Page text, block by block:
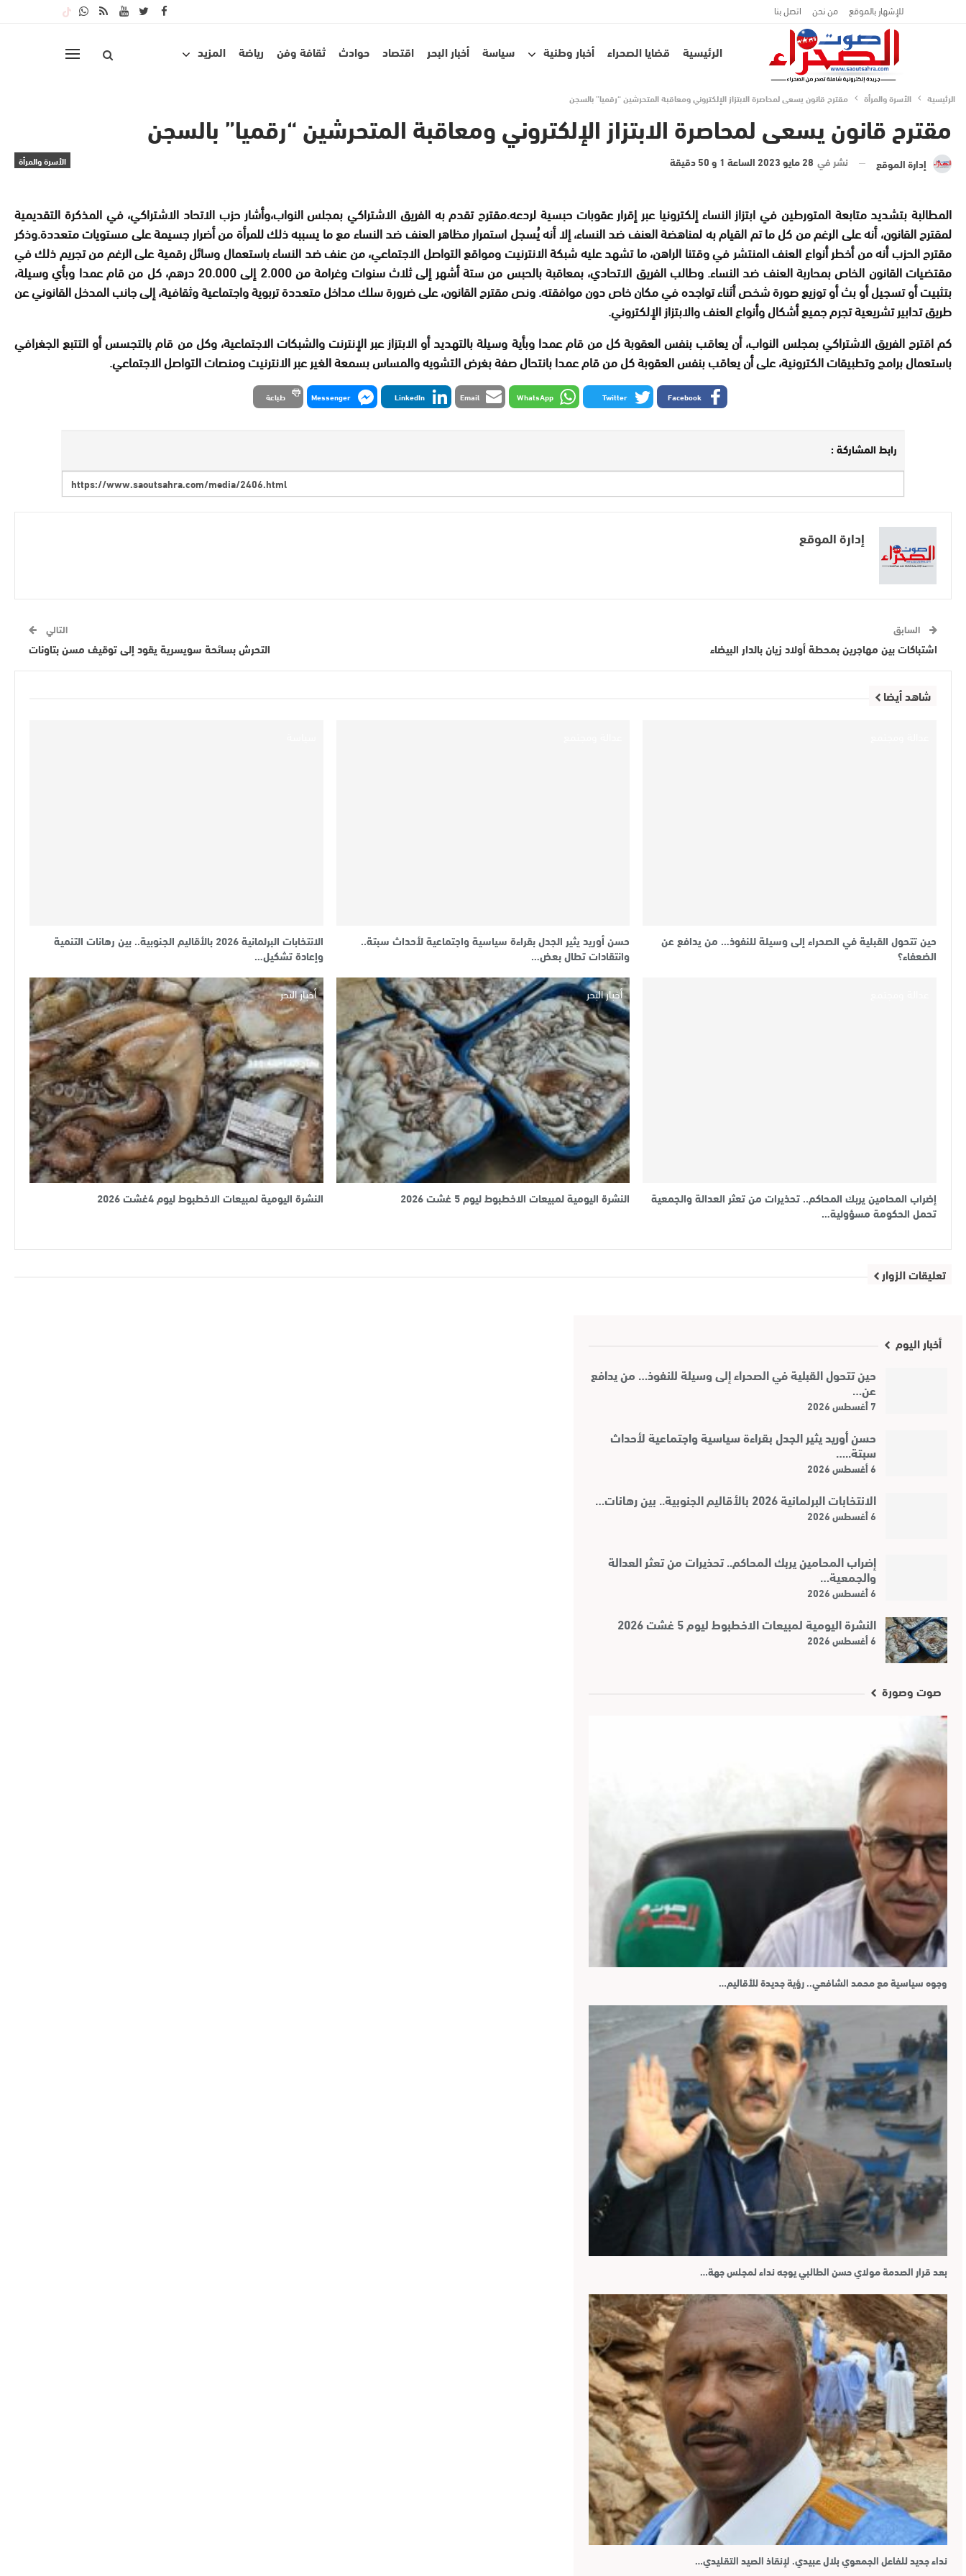
للإشهار بالموقع من نحن اتصل بنا
الرئيسية قضايا الصحراء أخبار وطنية سياسة أخبار البحر اقتصاد حوادث ثقافة وفن رياضة المزيد
الرئيسية الأسرة والمرأة مقترح قانون يسعى لمحاصرة الابتزاز الإلكتروني ومعاقبة المتحرشين “رقميا” بالسجن
مقترح قانون يسعى لمحاصرة الابتزاز الإلكتروني ومعاقبة المتحرشين “رقميا” بالسجن
الأسرة والمرأة إدارة الموقع نشر في 28 مايو 2023 الساعة 1 و 50 دقيقة
المطالبةبتشديد متابعة المتورطين في ابتزاز النساء إلكترونيا عبر إقرار عقوبات حبسية لردعه.مقترحتقدم به الفريق الاشتراكي بمجلس النواب،وأشار حزب الاتحاد الاشتراكي، في المذكرة التقديمية
لمقترح القانون، أنه على الرغم من كل ما تم القيام به لمناهضة العنف ضد النساء، إلا أنه يُسجل استمرار مظاهر العنف ضد النساء مع ما يسببه ذلك للمرأة من أضرار جسيمة على مستويات متعددة.وذكر
مقترح الحزب أنه من أخطر أنواع العنف المنتشر في وقتنا الراهن، ما تشهد عليه شبكة الانترنيت ومواقع التواصل الاجتماعي، من عنف ضد النساء باستعمال وسائل رقمية على الرغم من تجريم ذلك في
مقتضيات القانون الخاص بمحاربة العنف ضد النساء.
وطالب الفريق الاتحادي، بمعاقبة بالحبس من ستة أشهر إلى ثلاث سنوات وغرامة من 2.000 إلى 20.000 درهم، كل من قام عمدا وبأي وسيلة،
بتثبيت أو تسجيل أو بث أو توزيع صورة شخص أثناء تواجده في مكان خاص دون موافقته.ونص مقترح القانون، على ضرورة سلك مداخل متعددة تربوية واجتماعية وثقافية، إلى جانب المدخل القانوني عن
طريق تدابير تشريعية تجرم جميع أشكال وأنواع العنف والابتزاز الإلكتروني.
كم اقترح الفريق الاشتراكي بمجلس النواب، أن يعاقب بنفس العقوبة كل من قام عمدا وبأية وسيلة بالتهديد أو الابتزاز عبر الإنترنت والشبكات الاجتماعية، وكل من قام بالتجسس أو التتبع الجغرافي
باستعمال برامج وتطبيقات الكترونية، على أن يعاقب بنفس العقوبة كل من قام عمدا بانتحال صفة بغرض التشويه والمساس بسمعة الغير عبر الانترنيت ومنصات التواصل الاجتماعي.
Facebook
Twitter
WhatsApp
Email
LinkedIn
Messenger طباعة
رابط المشاركة :
إدارة الموقع
السابق
اشتباكات بين مهاجرين بمحطة أولاد زيان بالدار البيضاء
التالي
التحرش بسائحة سويسرية يقود إلى توقيف مسن بتاونات
شاهد أيضا
حين تتحول القبلية في الصحراء إلى وسيلة للنفوذ… من يدافع عن
الضعفاء؟
حسن أوريد يثير الجدل بقراءة سياسية واجتماعية لأحداث سبتة..
وانتقادات تطال بعض…
الانتخابات البرلمانية 2026 بالأقاليم الجنوبية.. بين رهانات التنمية
وإعادة تشكيل…
إضراب المحامين يربك المحاكم.. تحذيرات من تعثر العدالة والجمعية
تحمل الحكومة مسؤولية…
أخبار البحر
النشرة اليومية لمبيعات الاخطبوط ليوم 5 غشت 2026
أخبار البحر
النشرة اليومية لمبيعات الاخطبوط ليوم 4غشت 2026
تعليقات الزوار
أخبار اليوم
حين تتحول القبلية في الصحراء إلى وسيلة للنفوذ… من يدافع
عن…
7 أغسطس 2026
حسن أوريد يثير الجدل بقراءة سياسية واجتماعية لأحداث
سبتة..…
6 أغسطس 2026
الانتخابات البرلمانية 2026 بالأقاليم الجنوبية.. بين رهانات…
6 أغسطس 2026
إضراب المحامين يربك المحاكم.. تحذيرات من تعثر العدالة
والجمعية…
6 أغسطس 2026
النشرة اليومية لمبيعات الاخطبوط ليوم 5 غشت 2026
6 أغسطس 2026
صوت وصورة
وجوه سياسية مع محمد الشافعي.. رؤية جديدة للأقاليم…
بعد قرار الصدمة مولاي حسن الطالبي يوجه نداء لمجلس جهة…
نداء جديد للفاعل الجمعوي بلال عبيدي. لإنقاذ الصيد التقليدي…